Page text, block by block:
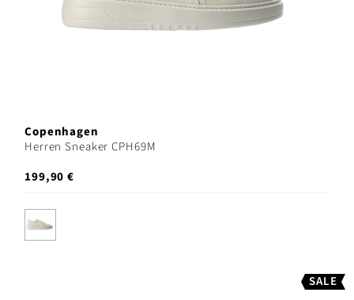
Copenhagen
Herren Sneaker CPH69M
199,90 €
SALE